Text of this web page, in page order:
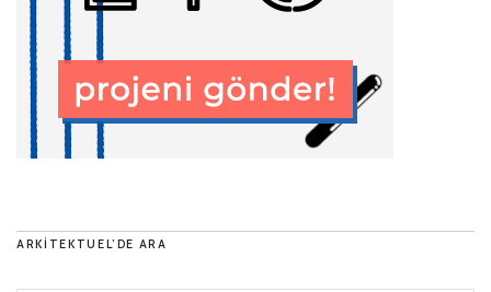
ARKITEKTUEL’DE ARA